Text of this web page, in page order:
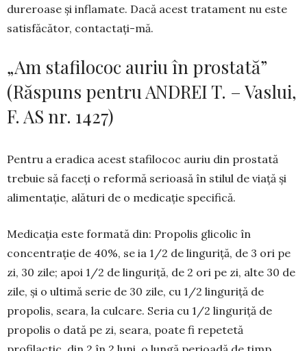
dureroase şi inflamate. Dacă acest tratament nu este
satisfă­cător, contactaţi-mă.
„Am stafilococ auriu în prostată”
(Răspuns pentru ANDREI T. – Vaslui,
F. AS nr. 1427)
Pentru a eradica acest stafilococ auriu din pros­tată
trebuie să faceţi o reformă serioasă în stilul de viaţă şi
alimentaţie, alături de o medicaţie specifică.
Medicaţia este formată din: Propolis glicolic în
concentrație de 40%, se ia 1/2 de linguriță, de 3 ori pe
zi, 30 zile; apoi 1/2 de linguriță, de 2 ori pe zi, alte 30 de
zile, şi o ultimă serie de 30 zile, cu 1/2 linguriță de
propolis, seara, la culcare. Seria cu 1/2 linguriță de
propolis o dată pe zi, seara, poate fi repetetă